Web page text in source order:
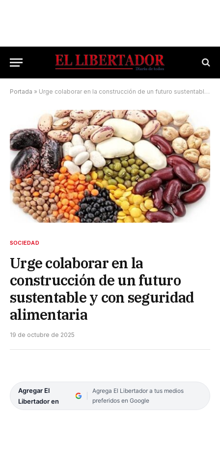
Portada » Urge colaborar en la construcción de un futuro sustentable y con seguridad alimentaria
SOCIEDAD
Urge colaborar en la
construcción de un futuro
sustentable y con seguridad
alimentaria
19 de octubre de 2025
Agregar El
Libertador en
Agrega El Libertador a tus medios
preferidos en Google